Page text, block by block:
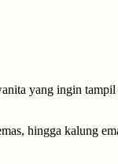
yang ingin
hingga kalung